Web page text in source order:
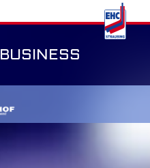
BUSINESS